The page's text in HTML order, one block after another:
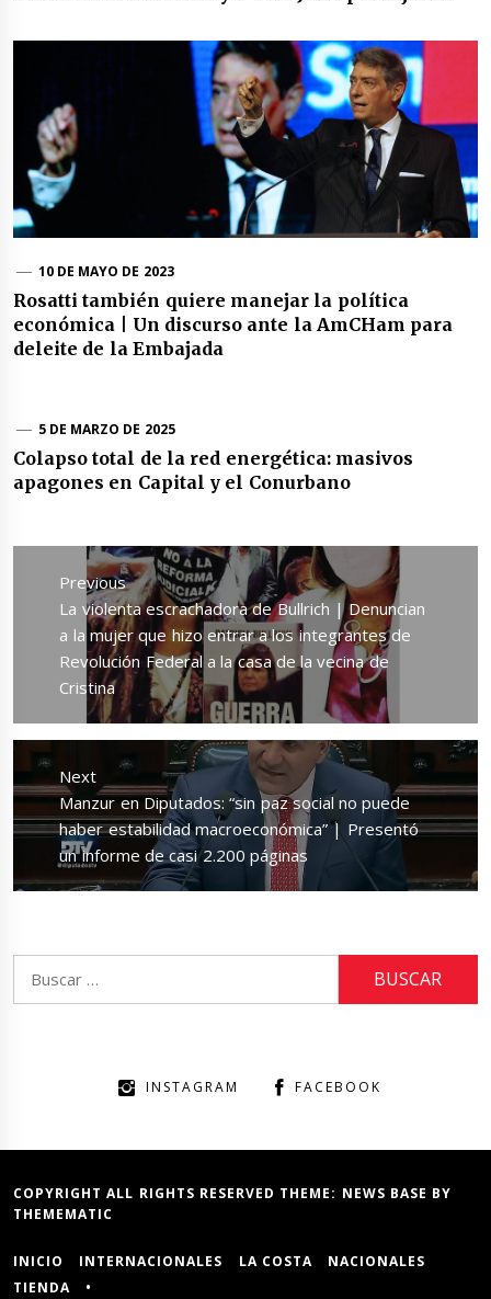
10 DE MAYO DE 2023
Rosatti también quiere manejar la política
económica | Un discurso ante la AmCHam para
deleite de la Embajada
5 DE MARZO DE 2025
Colapso total de la red energética: masivos
apagones en Capital y el Conurbano
Navegación
entradas
Previous
Previous
post:
La violenta escrachadora de Bullrich | Denuncian
a la mujer que hizo entrar a los integrantes de
Revolución Federal a la casa de la vecina de
Cristina
Next
Next
post:
Manzur en Diputados: “sin paz social no puede
haber estabilidad macroeconómica” | Presentó
un informe de casi 2.200 páginas
INSTAGRAM FACEBOOK
COPYRIGHT ALL RIGHTS RESERVED THEME: NEWS BASE BY
THEMEMATIC
INICIO INTERNACIONALES LA COSTA
NACIONALES
TIENDA
•